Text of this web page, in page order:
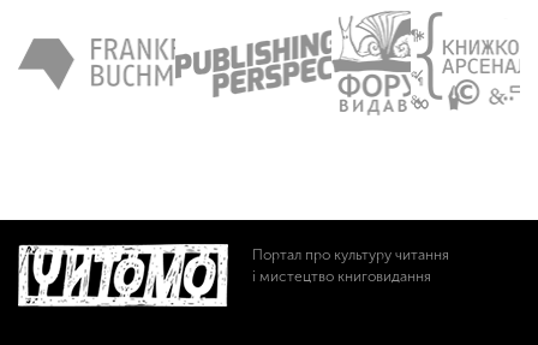
Портал про культуру читання
і мистецтво книговидання